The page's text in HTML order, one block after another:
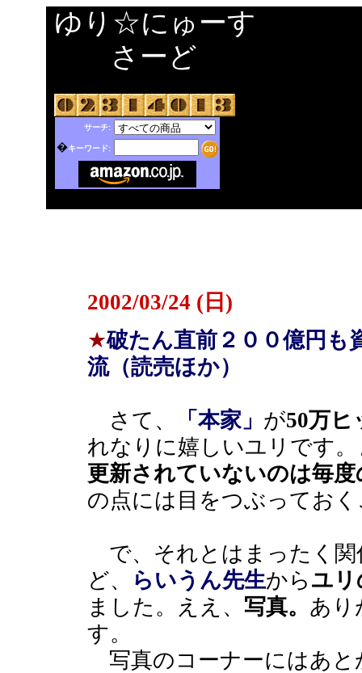
ゆり☆にゅーす
さーど
サーチ:
�キーワード:
2002/03/24 (日)
★破たん直前２００億円
流（読売ほか）
さて、 「本家」 が50万ヒ
れなりに嬉しいユリです
更新されていないのは毎度
の点には目をつぶってお
で、それとはまったく関
ど、
らいうん先生から ユリ
ました。ええ、 写真。 あり
す。
写真のコーナーにはあと